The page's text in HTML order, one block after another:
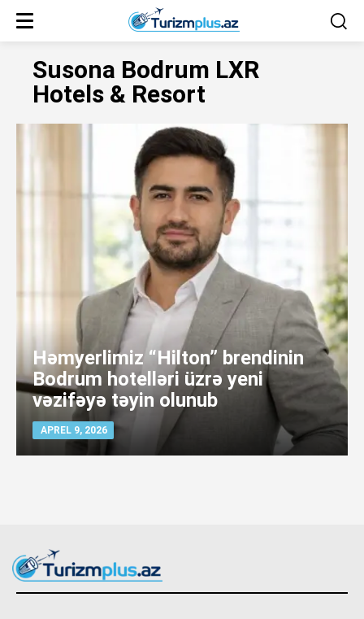
Susona Bodrum LXR
Hotels & Resort
Həmyerlimiz “Hilton” brendinin
Bodrum hotelləri üzrə yeni
vəzifəyə təyin olunub
APREL 9, 2026